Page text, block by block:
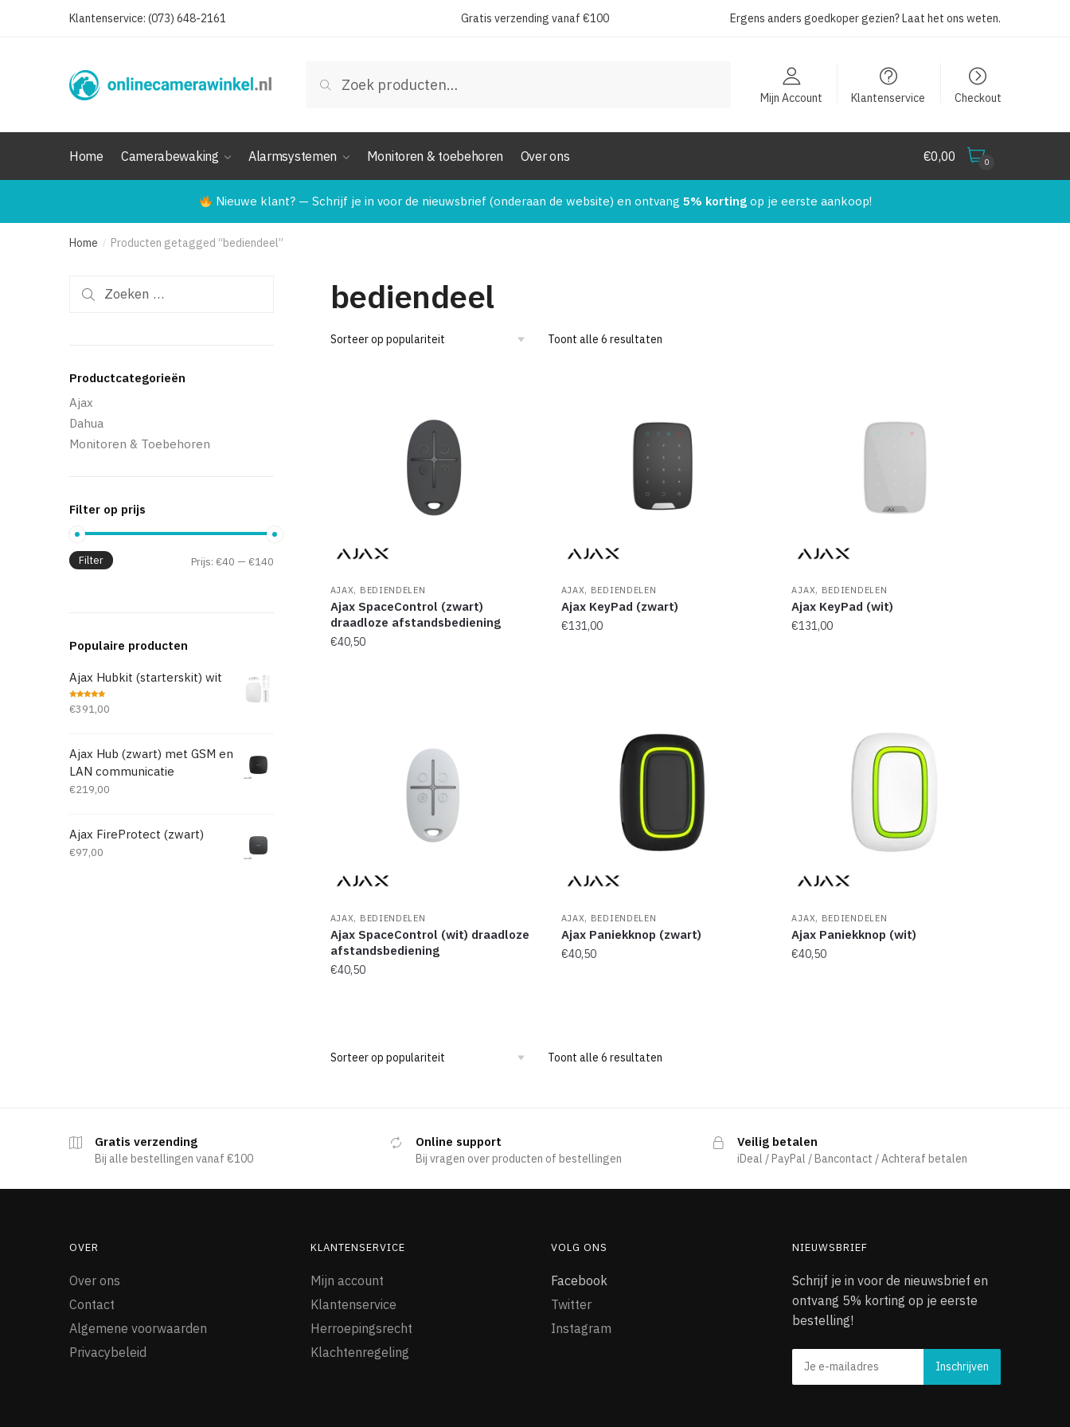
Klantenservice: (073) 648-2161 Gratis verzending vanaf €100 Ergens anders goedkoper gezien?Laat het ons weten.
naar:
Zoeken
Mijn Account Klantenservice Checkout
Home Camerabewaking Alarmsystemen Monitoren & toebehoren Over ons €0,00 0
Nieuwe klant? — Schrijf je in voor de nieuwsbrief (onderaan de website) en ontvang 5% kortingop je eerste aankoop!
Home / Producten getagged “bediendeel”
bediendeel
Toont alle 6 resultaten
AJAX, BEDIENDELEN
Ajax SpaceControl (zwart)
draadloze afstandsbediening
€40,50
AJAX, BEDIENDELEN
Ajax KeyPad (zwart)
€131,00
AJAX, BEDIENDELEN
Ajax KeyPad (wit)
€131,00
AJAX, BEDIENDELEN
Ajax SpaceControl (wit) draadloze
afstandsbediening
€40,50
AJAX, BEDIENDELEN
Ajax Paniekknop (zwart)
€40,50
AJAX, BEDIENDELEN
Ajax Paniekknop (wit)
€40,50
Toont alle 6 resultaten
Zoeken
naar:
Productcategorieën
Ajax
Dahua
Monitoren & Toebehoren
Filter op prijs
Filter Prijs: €40 — €140
Populaire producten
Ajax Hubkit (starterskit) wit
Waardering
5.00 uit 5
€391,00
Ajax Hub (zwart) met GSM en
LAN communicatie
€219,00
Ajax FireProtect (zwart)
€97,00
Gratis verzending
Bij alle bestellingen vanaf €100
Online support
Bij vragen over producten of bestellingen
Veilig betalen
iDeal / PayPal / Bancontact / Achteraf betalen
OVER
Over ons
Contact
Algemene voorwaarden
Privacybeleid
KLANTENSERVICE
Mijn account
Klantenservice
Herroepingsrecht
Klachtenregeling
VOLG ONS
Facebook
Twitter
Instagram
NIEUWSBRIEF
Schrijf je in voor de nieuwsbrief en
ontvang 5% korting op je eerste
bestelling!